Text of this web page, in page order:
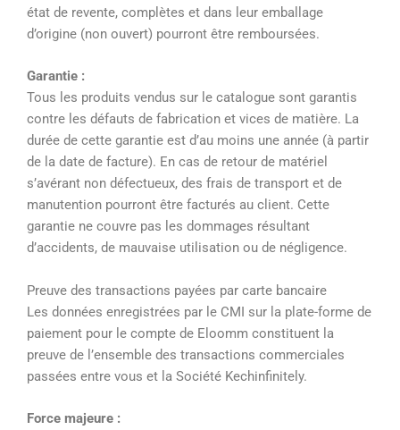
état de revente, complètes et dans leur emballage
d’origine (non ouvert) pourront être remboursées.
Garantie :
Tous les produits vendus sur le catalogue sont garantis
contre les défauts de fabrication et vices de matière. La
durée de cette garantie est d’au moins une année (à partir
de la date de facture). En cas de retour de matériel
s’avérant non défectueux, des frais de transport et de
manutention pourront être facturés au client. Cette
garantie ne couvre pas les dommages résultant
d’accidents, de mauvaise utilisation ou de négligence.
Preuve des transactions payées par carte bancaire
Les données enregistrées par le CMI sur la plate-forme de
paiement pour le compte de Eloomm constituent la
preuve de l’ensemble des transactions commerciales
passées entre vous et la Société Kechinfinitely.
Force majeure :